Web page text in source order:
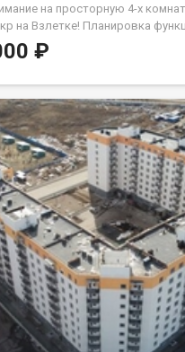
на просторную 4-х
на Взлетке! Планировка
стороны, комнаты
й этаж. Особенности:
(не переходя дорогу) 2
№ 149. Район с развитой
развязкой. Организую
Бесплатная консультация
клиентам по ипотечной
Звоните!
₽